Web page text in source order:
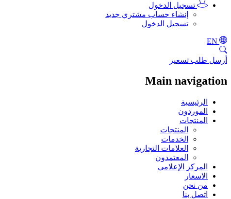
تسجيل الدخول
إنشاء حساب مشتري جديد
تسجيل الدخول
أرسل طلب تسعير
Main navigation
الرئيسية
الموردون
المنتجات
المنتجات
الخدمات
العلامات التجارية
المعتمدون
المركز الإعلامي
الاسعار
من نحن
اتصل بنا